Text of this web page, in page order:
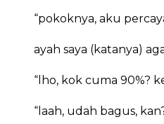
“pokoknya, aku
ayah saya (katanya)
“lho, kok cuma 90%?
“laah, udah bagus,